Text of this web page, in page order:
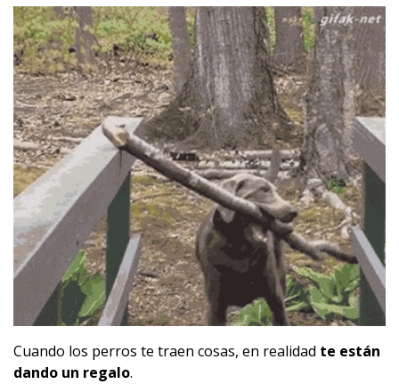
Cuando los perros te traen cosas, en realidad te están
dando un regalo.